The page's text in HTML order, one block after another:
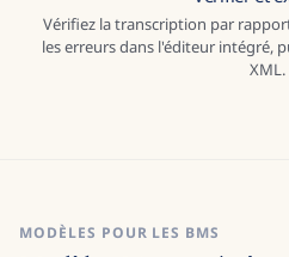
Vérifier et
Vérifiez la transcription par